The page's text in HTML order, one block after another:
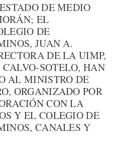
DE MEDIO
EL
DE
JUAN A.
DE LA UIMP,
SOTELO, HAN
AL MINISTRO DE
ORGANIZADO POR
CON LA
Y EL COLEGIO DE
CANALES Y